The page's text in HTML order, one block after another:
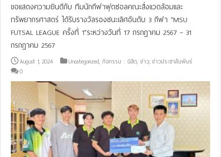
ขอแสดงความยินดีกับ ทีมนักกีฬาฟุตซอลคณะสิ่งแวดล้อมและ
ทรัพยากรศาสตร์ ได้รับรางวัลรองชนะเลิศอันดับ 3 กีฬา “MSU
FUTSAL LEAGUE ครั้งที่ 1”ระหว่างวันที่ 17 กรกฎาคม 2567 – 31
กรกฎาคม 2567
August 1, 2024 Uncategorized,กิจกรรม : นิสิต,ข่าว,ข่าวประชาสัมพันธ์
0